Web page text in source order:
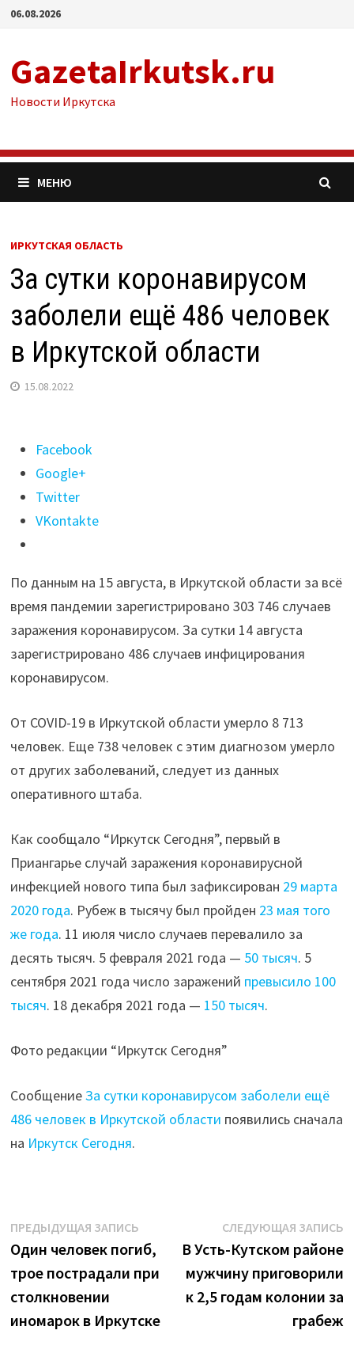
Перейти
06.08.2026
GazetaIrkutsk.ru
Новости Иркутска
МЕНЮ
ИРКУТСКАЯ ОБЛАСТЬ
За сутки коронавирусом
заболели ещё 486 человек
в Иркутской области
15.08.2022
Поделиться
"За
сутки
коронавирусом
заболели
486
человек
в
Иркутской
области"
Facebook
Google+
Twitter
VKontakte
По данным на 15 августа, в Иркутской области за всё
время пандемии зарегистрировано 303 746 случаев
заражения коронавирусом. За сутки 14 августа
зарегистрировано 486 случаев инфицирования
коронавирусом.
От COVID-19 в Иркутской области умерло 8 713
человек. Еще 738 человек с этим диагнозом умерло
от других заболеваний, следует из данных
оперативного штаба.
Как сообщало “Иркутск Сегодня”, первый в
Приангарье случай заражения коронавирусной
инфекцией нового типа был зафиксирован 29 марта
2020 года. Рубеж в тысячу был пройден 23 мая того
же года. 11 июля число случаев перевалило за
десять тысяч. 5 февраля 2021 года — 50 тысяч. 5
сентября 2021 года число заражений превысило 100
тысяч. 18 декабря 2021 года — 150 тысяч.
Фото редакции “Иркутск Сегодня”
СообщениеЗа сутки коронавирусом заболели ещё
486 человек в Иркутской области появились сначала
на Иркутск Сегодня.
Навигация
по
записям
ПРЕДЫДУЩАЯ ЗАПИСЬПредыдущая
запись:
Один человек погиб,
трое пострадали при
столкновении
иномарок в Иркутске
СЛЕДУЮЩАЯ ЗАПИСЬ
В Усть-Кутском районе
мужчину приговорили
к 2,5 годам колонии за
грабеж